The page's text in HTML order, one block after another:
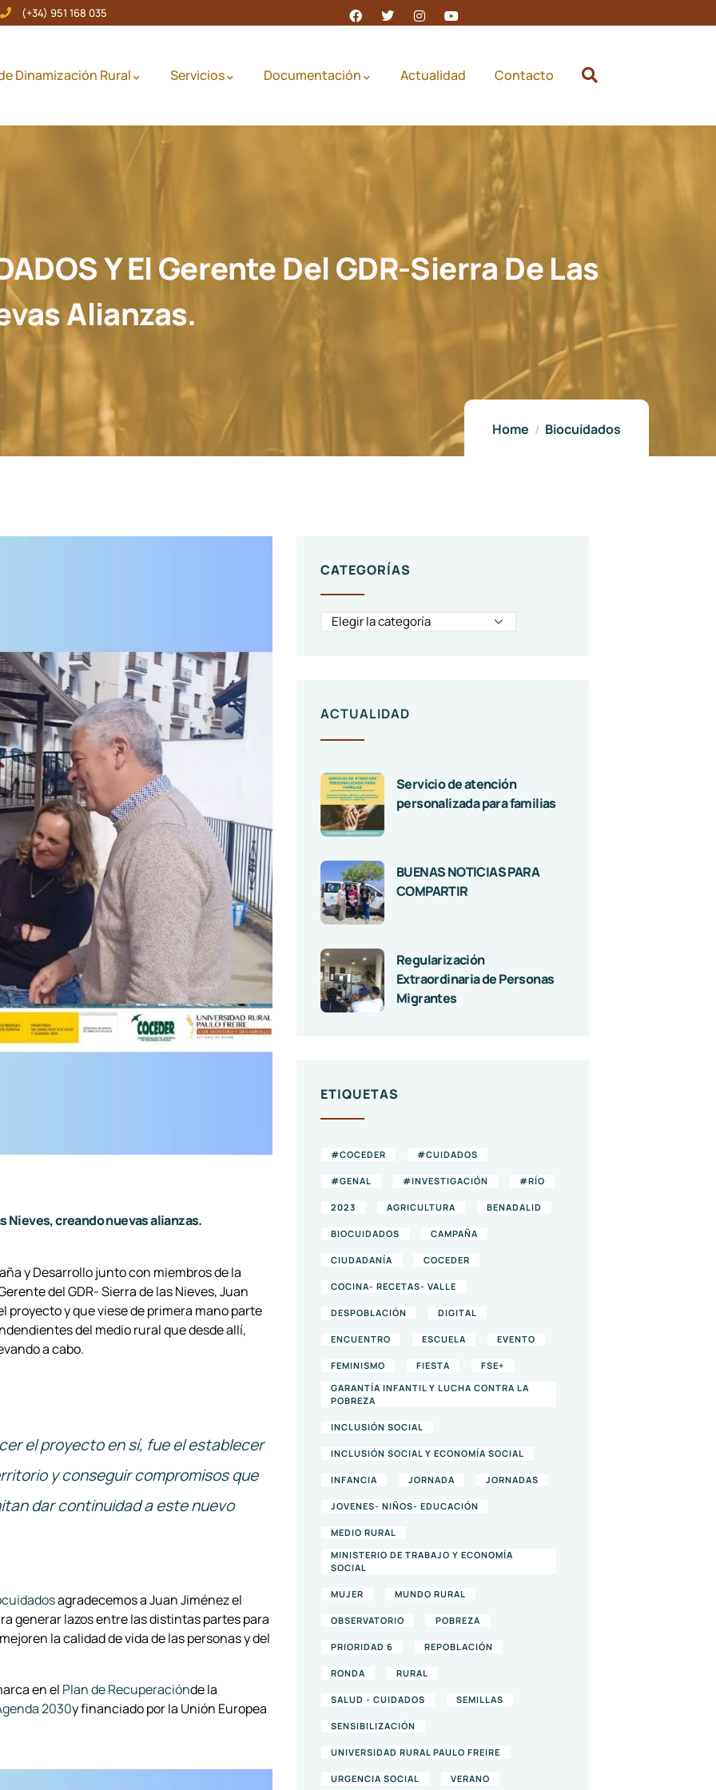
(+34) 951 168 035
Dinamización Rural Servicios Documentación Actualidad Contacto
Y El Gerente Del GDR-Sierra De Las
Alianzas.
Home Biocuidados
Nieves, creando nuevas alianzas.
y Desarrollo junto con miembros de la
del GDR- Sierra de las Nieves, Juan
proyecto y que viese de primera mano parte
del medio rural que desde allí,
a cabo.
el proyecto en sí, fue el establecer
y conseguir compromisos que
dar continuidad a este nuevo
agradecemos a Juan Jiménez el
generar lazos entre las distintas partes para
la calidad de vida de las personas y del
en el Plan de Recuperaciónde la
2030y financiado por la Unión Europea
CATEGORÍAS
ACTUALIDAD
Servicio de atención
personalizada para familias
BUENAS NOTICIAS PARA
COMPARTIR
Regularización
Extraordinaria de Personas
Migrantes
ETIQUETAS
#COCEDER #CUIDADOS
#GENAL #INVESTIGACIÓN #RÍO
2023 AGRICULTURA BENADALID
BIOCUIDADOS CAMPAÑA
CIUDADANÍA COCEDER
COCINA- RECETAS- VALLE
DESPOBLACIÓN DIGITAL
ENCUENTRO ESCUELA EVENTO
FEMINISMO FIESTA
FSE+
GARANTÍA INFANTIL Y LUCHA CONTRA LA
POBREZA
INCLUSIÓN SOCIAL
INCLUSIÓN SOCIAL Y ECONOMÍA SOCIAL
INFANCIA JORNADA JORNADAS
JOVENES- NIÑOS- EDUCACIÓN
MEDIO RURAL
MINISTERIO DE TRABAJO Y ECONOMÍA
SOCIAL
MUJER MUNDO RURAL
OBSERVATORIO POBREZA
PRIORIDAD 6 REPOBLACIÓN
RONDA RURAL
SALUD - CUIDADOS SEMILLAS
SENSIBILIZACIÓN
UNIVERSIDAD RURAL PAULO FREIRE
URGENCIA SOCIAL VERANO